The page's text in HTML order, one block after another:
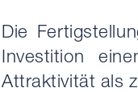
Die
Investition
Attraktivität als